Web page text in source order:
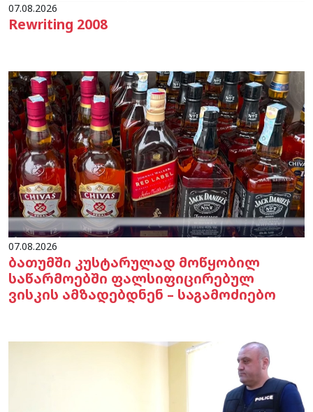
07.08.2026
Rewriting 2008
07.08.2026
ბათუმში კუსტარულად მოწყობილ
საწარმოებში ფალსიფიცირებულ
ვისკის ამზადებდნენ – საგამოძიებო